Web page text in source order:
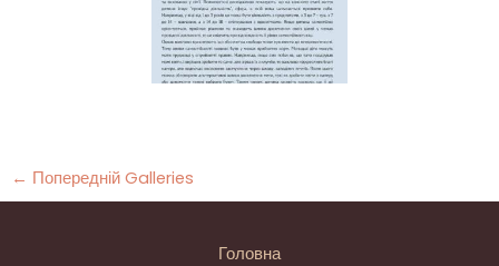
← Попередній Galleries
Головна